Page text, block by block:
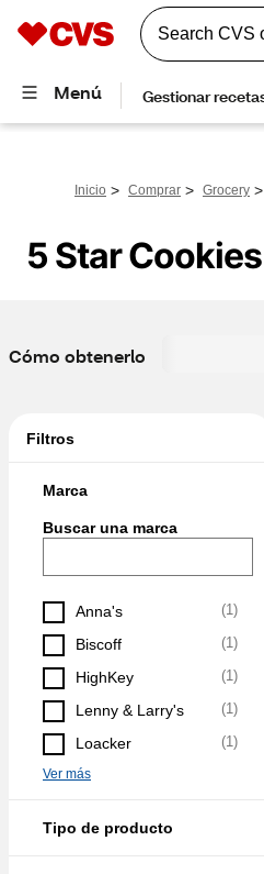
Inicio > Comprar > Grocery >
5 Star Cookies
Cómo obtenerlo
Filtros
Marca
Buscar una marca
Anna's (1)
Biscoff (1)
HighKey (1)
Lenny & Larry's (1)
Loacker (1)
Ver más
Tipo de producto